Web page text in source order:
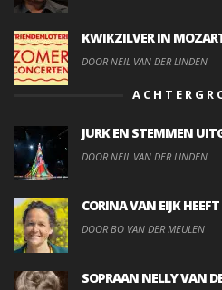
KWIKZILVER IN
DOOR NEIL VAN DER LINDEN
JURK EN STEMMEN
DOOR NEIL VAN DER LINDEN
CORINA VAN EIJK
DOOR BO VAN DER MEULEN
SOPRAAN NELLY VAN